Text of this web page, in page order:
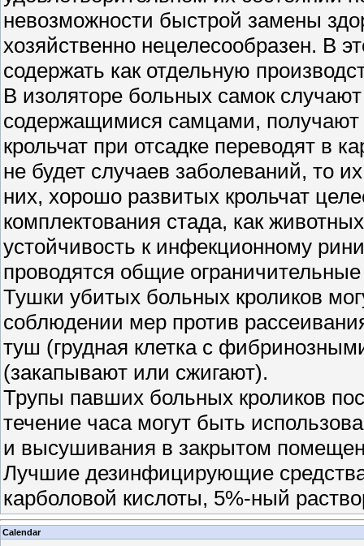
невозможности быстрой замены
хозяйственно нецелесообразен. В
содержать как отдельную
В изоляторе больных самок
содержащимися самцами,
крольчат при отсадке переводят в
не будет случаев заболеваний, то
них, хорошо развитых крольчат
комплектования стада, как
устойчивость к инфекционному
проводятся общие
Тушки убитых больных кроликов
соблюдении мер против
туш (грудная клетка с
(закапывают или сжигают).
Трупы павших больных кроликов
течение часа могут быть
и высушивания в закрытом
Лучшие дезинфицирующие
карболовой кислоты, 5%-ный
Calendar